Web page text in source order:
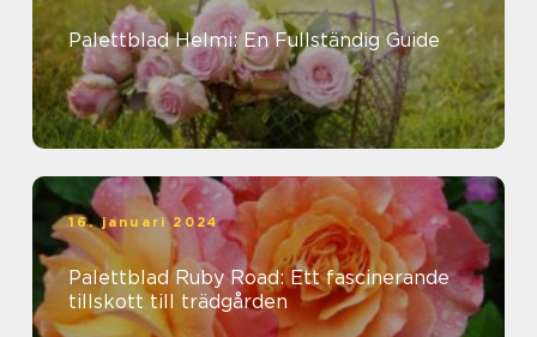
Palettblad Helmi: En Fullständig Guide
16. januari 2024
Palettblad Ruby Road: Ett fascinerande
tillskott till trädgården